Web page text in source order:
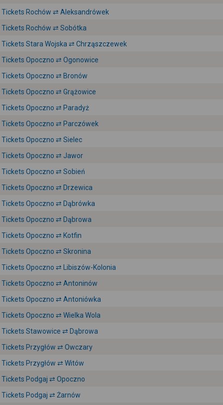
Tickets Rochów ⇄ Aleksandrówek
Tickets Rochów ⇄ Sobótka
Tickets Stara Wojska ⇄ Chrząszczewek
Tickets Opoczno ⇄ Ogonowice
Tickets Opoczno ⇄ Bronów
Tickets Opoczno ⇄ Grążowice
Tickets Opoczno ⇄ Paradyż
Tickets Opoczno ⇄ Parczówek
Tickets Opoczno ⇄ Sielec
Tickets Opoczno ⇄ Jawor
Tickets Opoczno ⇄ Sobień
Tickets Opoczno ⇄ Drzewica
Tickets Opoczno ⇄ Dąbrówka
Tickets Opoczno ⇄ Dąbrowa
Tickets Opoczno ⇄ Kotfin
Tickets Opoczno ⇄ Skronina
Tickets Opoczno ⇄ Libiszów-Kolonia
Tickets Opoczno ⇄ Antoninów
Tickets Opoczno ⇄ Antoniówka
Tickets Opoczno ⇄ Wielka Wola
Tickets Stawowice ⇄ Dąbrowa
Tickets Przygłów ⇄ Owczary
Tickets Przygłów ⇄ Witów
Tickets Podgaj ⇄ Opoczno
Tickets Podgaj ⇄ Żarnów